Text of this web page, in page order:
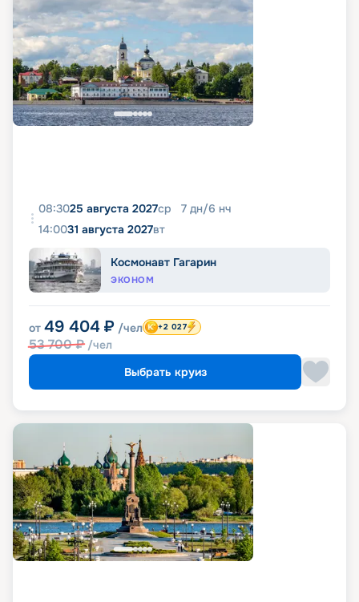
08:3025 августа 2027ср 7 дн/6 нч
14:0031 августа 2027вт
Космонавт Гагарин
ЭКОНОМ
от 49 404 ₽ /чел
53 700₽ /чел
+2 027
Выбрать круиз